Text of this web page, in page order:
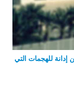
للهجمات التي